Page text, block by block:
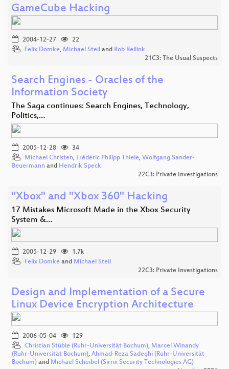
GameCube Hacking
2004-12-27
22
Felix Domke, Michael Steil and Rob Reilink
21C3: The Usual Suspects
Search Engines - Oracles of the
Information Society
The Saga continues: Search Engines, Technology,
Politics,…
2005-12-28
34
Michael Christen, Frédéric Philipp Thiele, Wolfgang Sander-
Beuermann and Hendrik Speck
22C3: Private Investigations
"Xbox" and "Xbox 360" Hacking
17 Mistakes Microsoft Made in the Xbox Security
System &…
2005-12-29
1.7k
Felix Domke and Michael Steil
22C3: Private Investigations
Design and Implementation of a Secure
Linux Device Encryption Architecture
2006-05-04
129
Christian Stüble (Ruhr-Universität Bochum), Marcel Winandy
(Ruhr-Universität Bochum), Ahmad-Reza Sadeghi (Ruhr-Universität
Bochum) and Michael Scheibel (Sirrix Security Technologies AG)